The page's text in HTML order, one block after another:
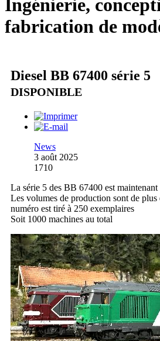
Ingénierie,
fabrication de
Diesel BB 67400 série 5
DISPONIBLE
News
3 août 2025
1710
La série 5 des BB 67400 est
Les volumes de production sont de
numéro est tiré à 250 exemplaires
Soit 1000 machines au total